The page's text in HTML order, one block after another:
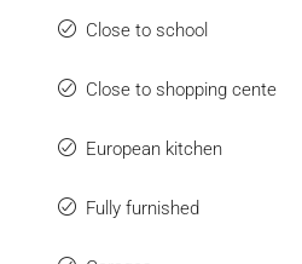
Close to school
Close to shopping cente
European kitchen
Fully furnished